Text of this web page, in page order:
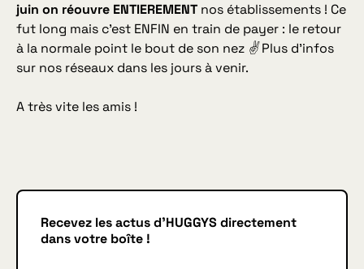
juin on réouvre ENTIEREMENTnos établissements ! Ce
fut long mais c’est ENFIN en train de payer : le retour
à la normale point le bout de son nez ✌ Plus d’infos
sur nos réseaux dans les jours à venir.
A très vite les amis !
Recevez les actus d'HUGGYS directement
dans votre boîte !